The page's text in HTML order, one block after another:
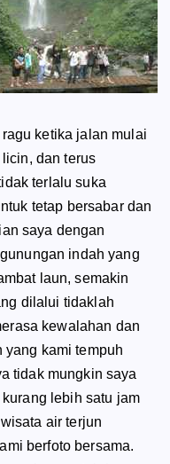
ketika jalan mulai
dan terus
terlalu suka
tetap bersabar dan
saya dengan
indah yang
laun, semakin
dilalui tidaklah
kewalahan dan
yang kami tempuh
tidak mungkin saya
lebih satu jam
air terjun
berfoto bersama.